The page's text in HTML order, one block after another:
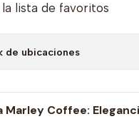
lista de favoritos
de ubicaciones
Marley Coffee: